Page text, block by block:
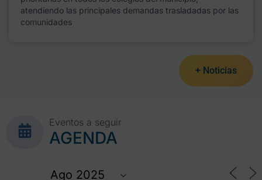
atendiendo las principales demandas trasladadas por las
comunidades
+ Noticias
Eventos a seguir
AGENDA